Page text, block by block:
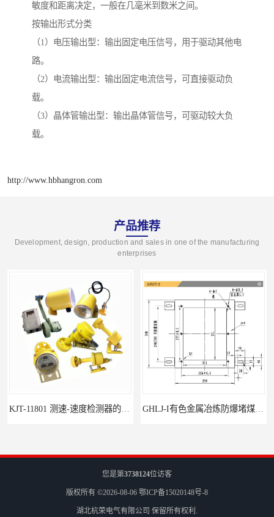
敏度和距离决定，一般在几毫米到数米之间。
按输出形式分类
（1）电压输出型：输出固定电压信号，用于驱动其他电
路。
（2）电流输出型：输出固定电流信号，可直接驱动负
载。
（3）晶体管输出型：输出晶体管信号，可驱动较大负
载。
http://www.hbhangron.com
产品推荐
Development, design, production and sales in one of the manufacturing
enterprises
您是第3738124位访客
版权所有 ©2026-08-06 鄂ICP备15020148号-8
湖北杭荣电气有限公司 保留所有权利.